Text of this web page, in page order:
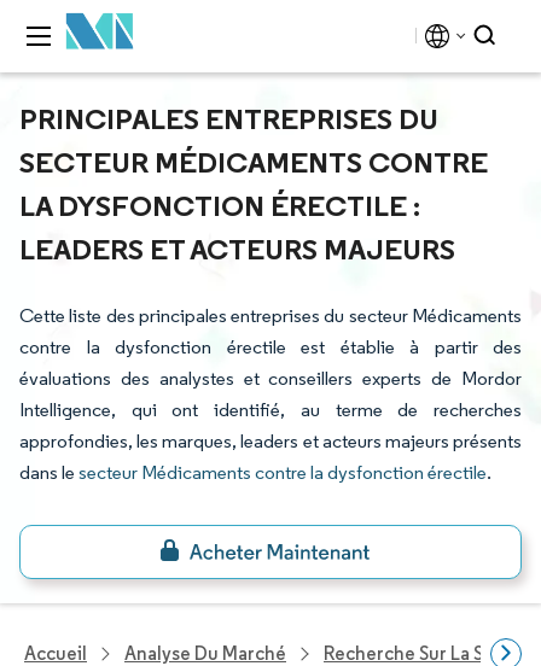
PRINCIPALES ENTREPRISES DU
SECTEUR MÉDICAMENTS CONTRE
LA DYSFONCTION ÉRECTILE :
LEADERS ET ACTEURS MAJEURS
Cette liste des principales entreprises du secteur Médicaments
contre la dysfonction érectile est établie à partir des
évaluations des analystes et conseillers experts de Mordor
Intelligence, qui ont identifié, au terme de recherches
approfondies, les marques, leaders et acteurs majeurs présents
dans le secteur Médicaments contre la dysfonction érectile.
Accueil Analyse Du Marché Recherche Sur La Santé